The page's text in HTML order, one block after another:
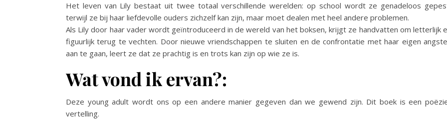
Het leven van Lily bestaat uit twee totaal verschillende werelden: op school wordt ze genadeloos
terwijl ze bij haar liefdevolle ouders zichzelf kan zijn, maar moet dealen met heel andere problemen.
Als Lily door haar vader wordt geïntroduceerd in de wereld van het boksen, krijgt ze handvatten om letterlijk
figuurlijk terug te vechten. Door nieuwe vriendschappen te sluiten en de confrontatie met haar eigen
aan te gaan, leert ze dat ze prachtig is en trots kan zijn op wie ze is.
Wat vond ik ervan?:
Deze young adult wordt ons op een andere manier gegeven dan we gewend zijn. Dit boek is een
vertelling.